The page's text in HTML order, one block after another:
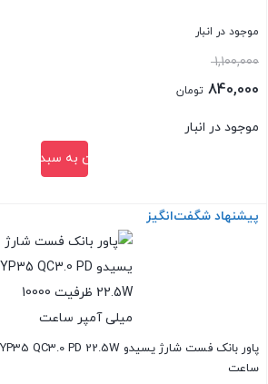
موجود در انبار
1,100,000قیمت
اصلی:
بود.
840,000 تومان
موجود در انبار
افزودن به سبد خرید
بستن
پیشنهاد شگفت‌انگیز
ساعت